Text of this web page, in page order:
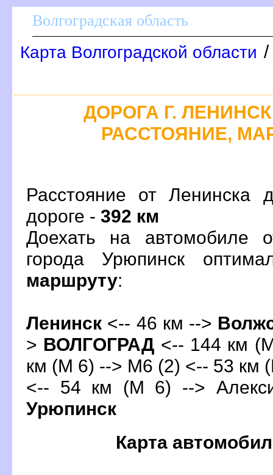
олгоградская область
Карта Волгоградской области /
ДОРОГА Г.
РАССТОЯНИЕ,
Расстояние от Ленинска
дороге - 392 км
Доехать на автомобиле
орода Урюпинск
маршруту:
Ленинск <-- 46 км -->
> ОЛГОГРАД <-- 144 км
км (М 6) --> М6 (2) <-- 53 км
<-- 54 км (М 6) -->
Урюпинск
Карта